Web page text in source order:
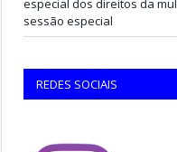
especial dos direitos da
sessão especial
REDES SOCIAIS